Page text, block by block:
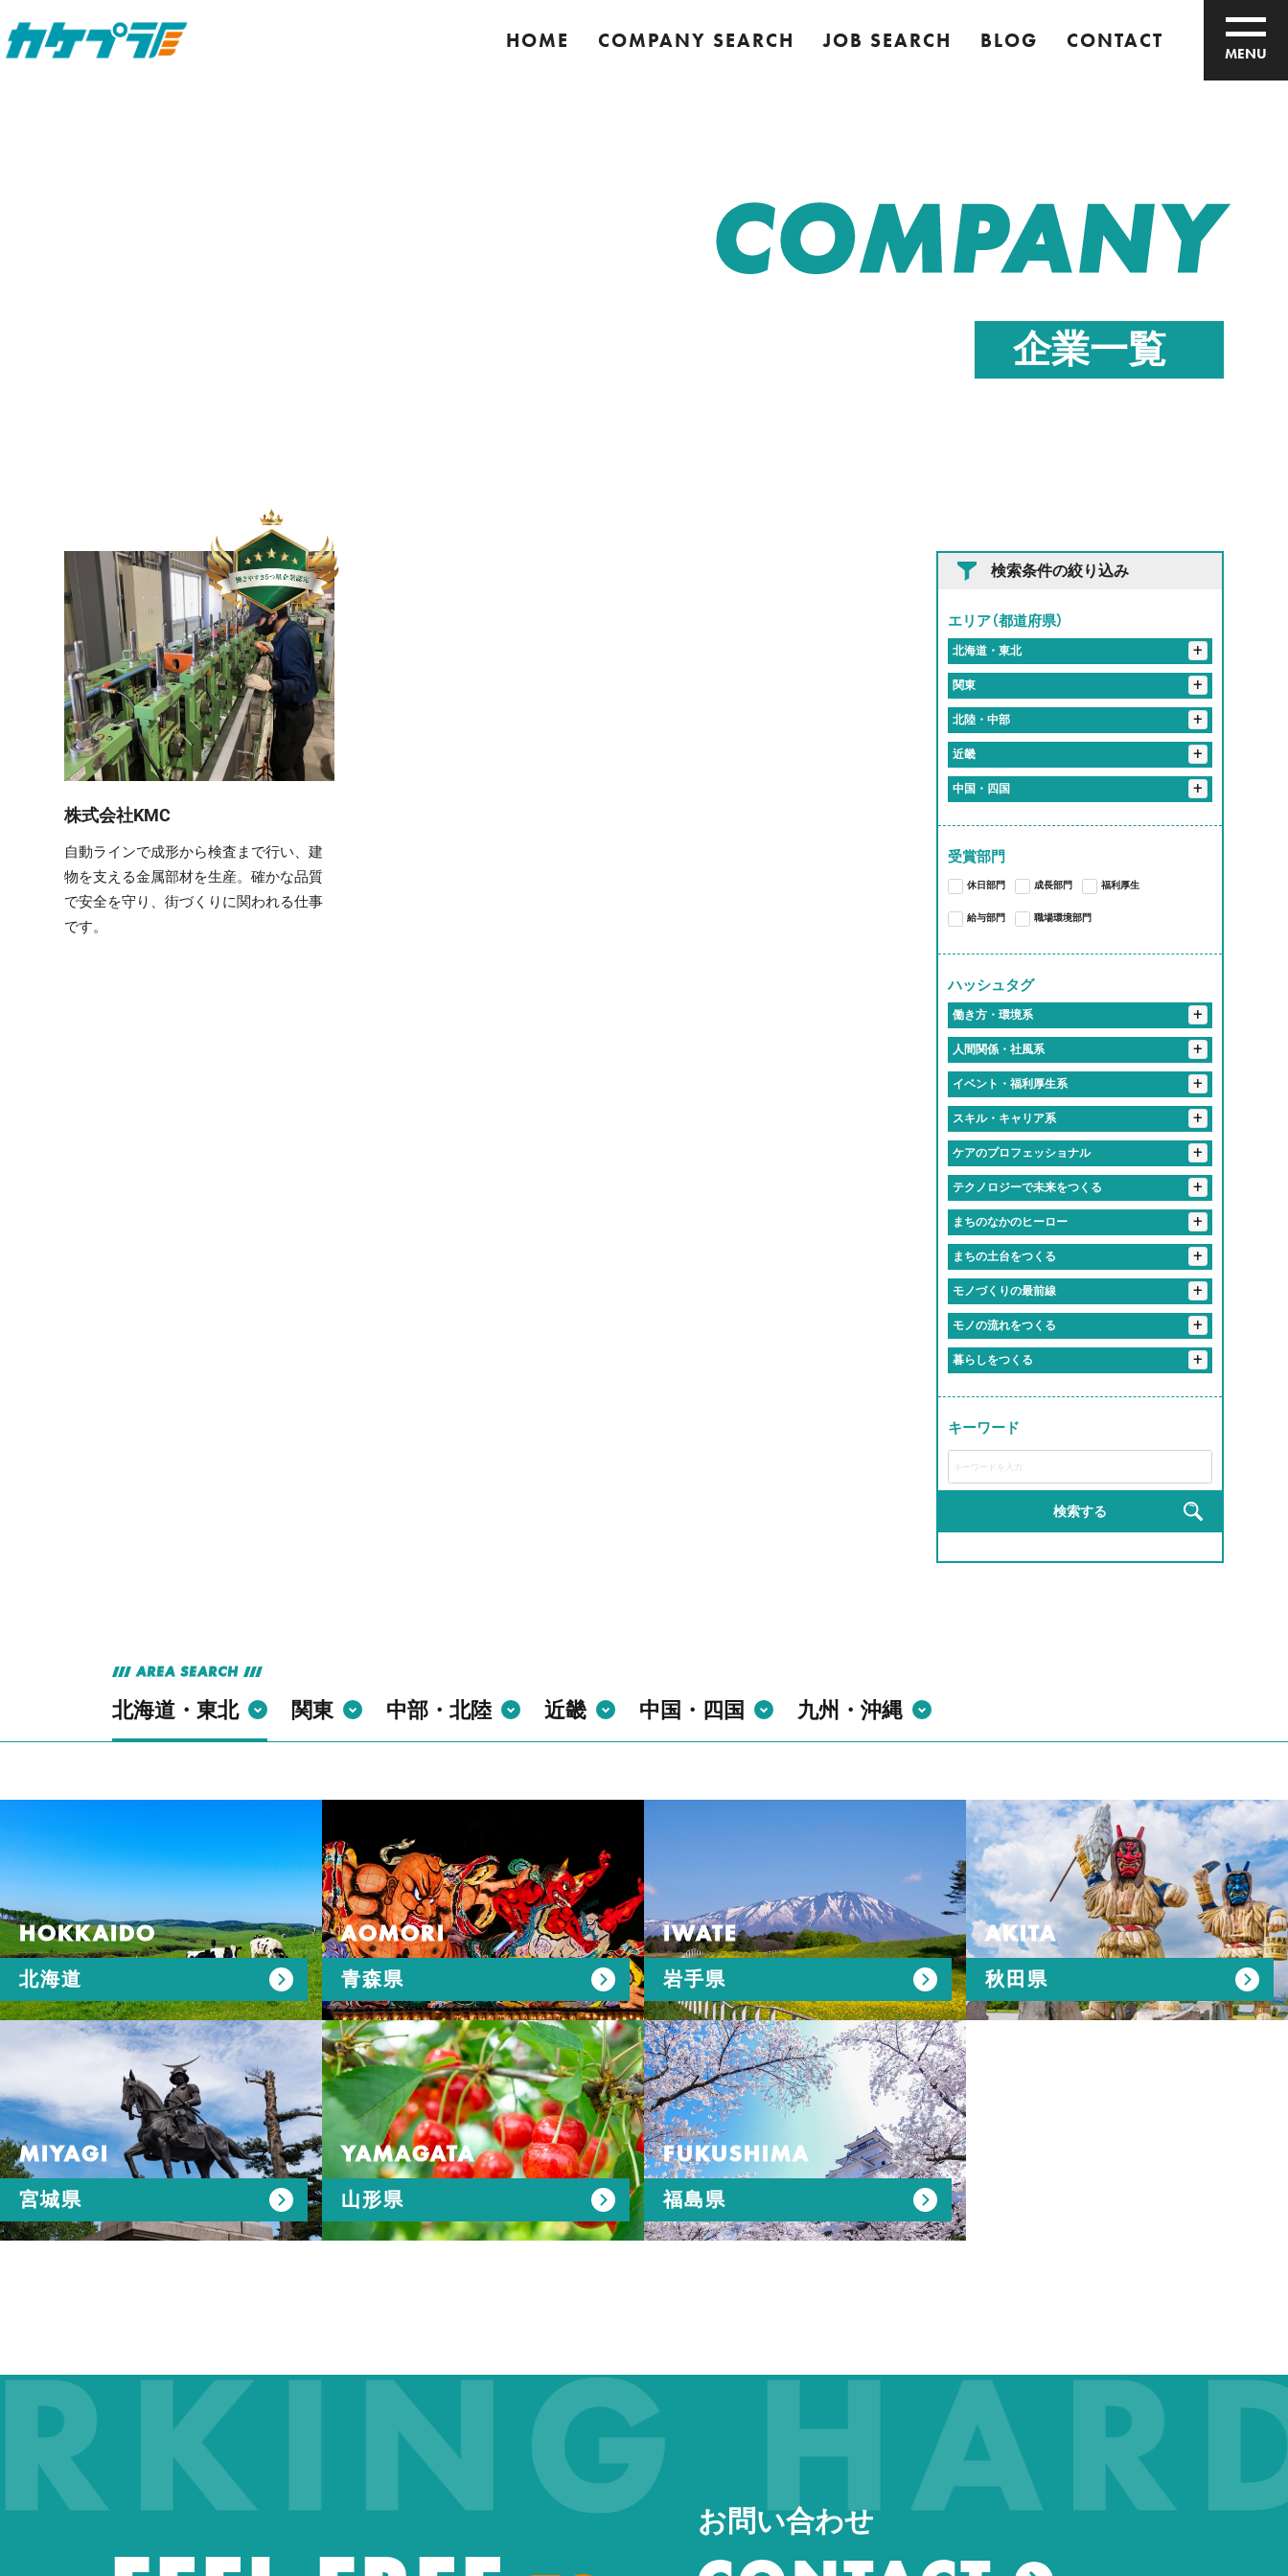
HOME COMPANY SEARCH JOB SEARCH BLOG CONTACT
MENU
COMPANY
企業一覧
株式会社KMC
自動ラインで成形から検査まで行い、建
物を支える金属部材を生産。確かな品質
で安全を守り、街づくりに関われる仕事
です。
検索条件の絞り込み
エリア（都道府県）
北海道・東北 +
岩手県 +
花巻市
関東 +
埼玉県 +
東京都 +
港区 新宿区 北区 品川区
神奈川県 +
北陸・中部 +
岐阜県 +
恵那市 +
北名古屋市 岡崎市 小牧市
海部郡 豊田市 名古屋市
近畿 +
京都府 +
大和高田市
中国・四国 +
+
岡山市
受賞部門
休日部門 成長部門 福利厚生
給与部門 職場環境部門
ハッシュタグ
働き方・環境系 +
#働くって、楽しい
#有給取りやすすぎて旅行好き多すぎ
#推しのライブは有給でフル参戦
#仕事中に犬とたわむれる
#フレックスタイムってやつ
#有給消化率100パー会社
#定時ダッシュの達人たち
#残業しない主義の会社
#残業すると逆に心配される
人間関係・社風系 +
#ツンデレな先輩が実は神対応
#食のプロ集団に囲まれて
#「無理しないで」が口ぐせの職場
#入社初日にあだ名つけられるやつ
#話しかけやすさSSランク
#おばあちゃん並みに話聞いてくれる上司
#一緒に笑える仲間がいる職場
#上司がまじで推せる #先輩が優しすぎて泣いた
#友達より職場の人の方が好きかも
#毎日笑ってる会社です
#相談すると秒で解決してくれる
#社内の空気が居心地よすぎ問題
イベント・福利厚生系 +
#福利厚生で人生変わるってマジ？
#福利厚生がギフトセット並み
#誕生日休暇がある
#年1回は全社員で旅行する会社
スキル・キャリア系 +
#匠の技を継ぐ高校生 #研修が優しすぎて泣ける
#失敗しても笑ってくれる職場
#学歴より笑顔が武器になる職場
#知らぬ間にスキル上がってて怖い
#気づいたら新人じゃなくなってた現象
#成長速度がドラゴンボール並み
#先輩が教えるのうますぎ
#教育丁寧すぎて新人のレベル高すぎ
ケアのプロフェッショナル +
#人生経験の濃さに毎日感動してる
#優しさしか勝たん職場
#ケアする側も癒されてる
#「ありがとう」の威力えぐい
#人生の先輩と毎日おしゃべりできる職場
#誰かの心に寄り添うプロ
テクノロジーで未来をつくる +
#最新トレンドに常に触れてる感
まちのなかのヒーロー +
#地元のお祭りにも関わっててちょっと誇らしい
#休みちゃんとあるって最高かよ
#まじめだけど、実は人間味あふれてる
#まじめな人が意外と面白い職場
#社会の裏側を知れて視野が広がる
まちの土台をつくる +
#橋も道路も俺たちが作ってます
#重機が操縦できるってちょっとヒーロー
#インフラ守ってるの俺ら！
#チームワークのレベルが部活超え
モノづくりの最前線 +
＃自分の作った商品が世界で食べられている説
#ちょっとしたミスもチームでカバー
#ものづくりが趣味から仕事になった感覚
#ライン作業がリズムゲーみたいになる瞬間
#匠の道、ここから始まる
#完成品見るとちょっと感動するやつ
#完成品見るとテンション上がる
#手を動かす快感、クセになる
モノの流れをつくる +
#お届け完了でテンション爆上げ
#届けた瞬間の「ありがとう」がエモすぎ
#運転スキルで生活を支える裏ヒーロー
暮らしをつくる +
#工具の名前覚えるのが楽しくなってきた
キーワード
検索する
AREA SEARCH
北海道・東北 関東 中部・北陸 近畿 中国・四国 九州・沖縄
HOKKAIDO
北海道
AOMORI
青森県
IWATE
岩手県
AKITA
秋田県
MIYAGI
宮城県
YAMAGATA
山形県
FUKUSHIMA
福島県
お問い合わせ